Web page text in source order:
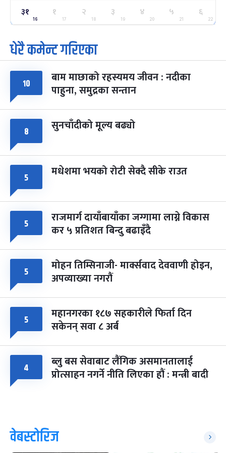
२५
मंगल
ग्याल्पो ल्होसार
फाल्गुन २५, २०८३ Mar 9, 2027
७ महिना बाँकी
७
आइत
पूर्णिमा व्रत
चैत्र ७, २०८३-Mar 21, 2027
८ फागुपूर्णिमा
चैत्र ८, २०८३-Mar 22, 2027
७ महिना बाँकी
३१
16
१
17
२
18
३
19
४
20
५
21
६
22
धेरै कमेन्ट गरिएका
१० बाम माछाको रहस्यमय जीवन : नदीका
पाहुना, समुद्रका सन्तान
८ सुनचाँदीको मूल्य बढ्यो
५ मधेशमा भयको रोटी सेक्दै सीके राउत
५ राजमार्ग दायाँबायाँका जग्गामा लाग्ने विकास
कर ५ प्रतिशत बिन्दु बढाइँदै
५ मोहन तिम्सिनाजी- मार्क्सवाद देववाणी होइन,
अपव्याख्या नगरौं
५ महानगरका १८७ सहकारीले फिर्ता दिन
सकेनन् सवा ८ अर्ब
४ ब्लु बस सेवाबाट लैंगिक असमानतालाई
प्रोत्साहन नगर्ने नीति लिएका हौं : मन्त्री बादी
वेबस्टोरिज